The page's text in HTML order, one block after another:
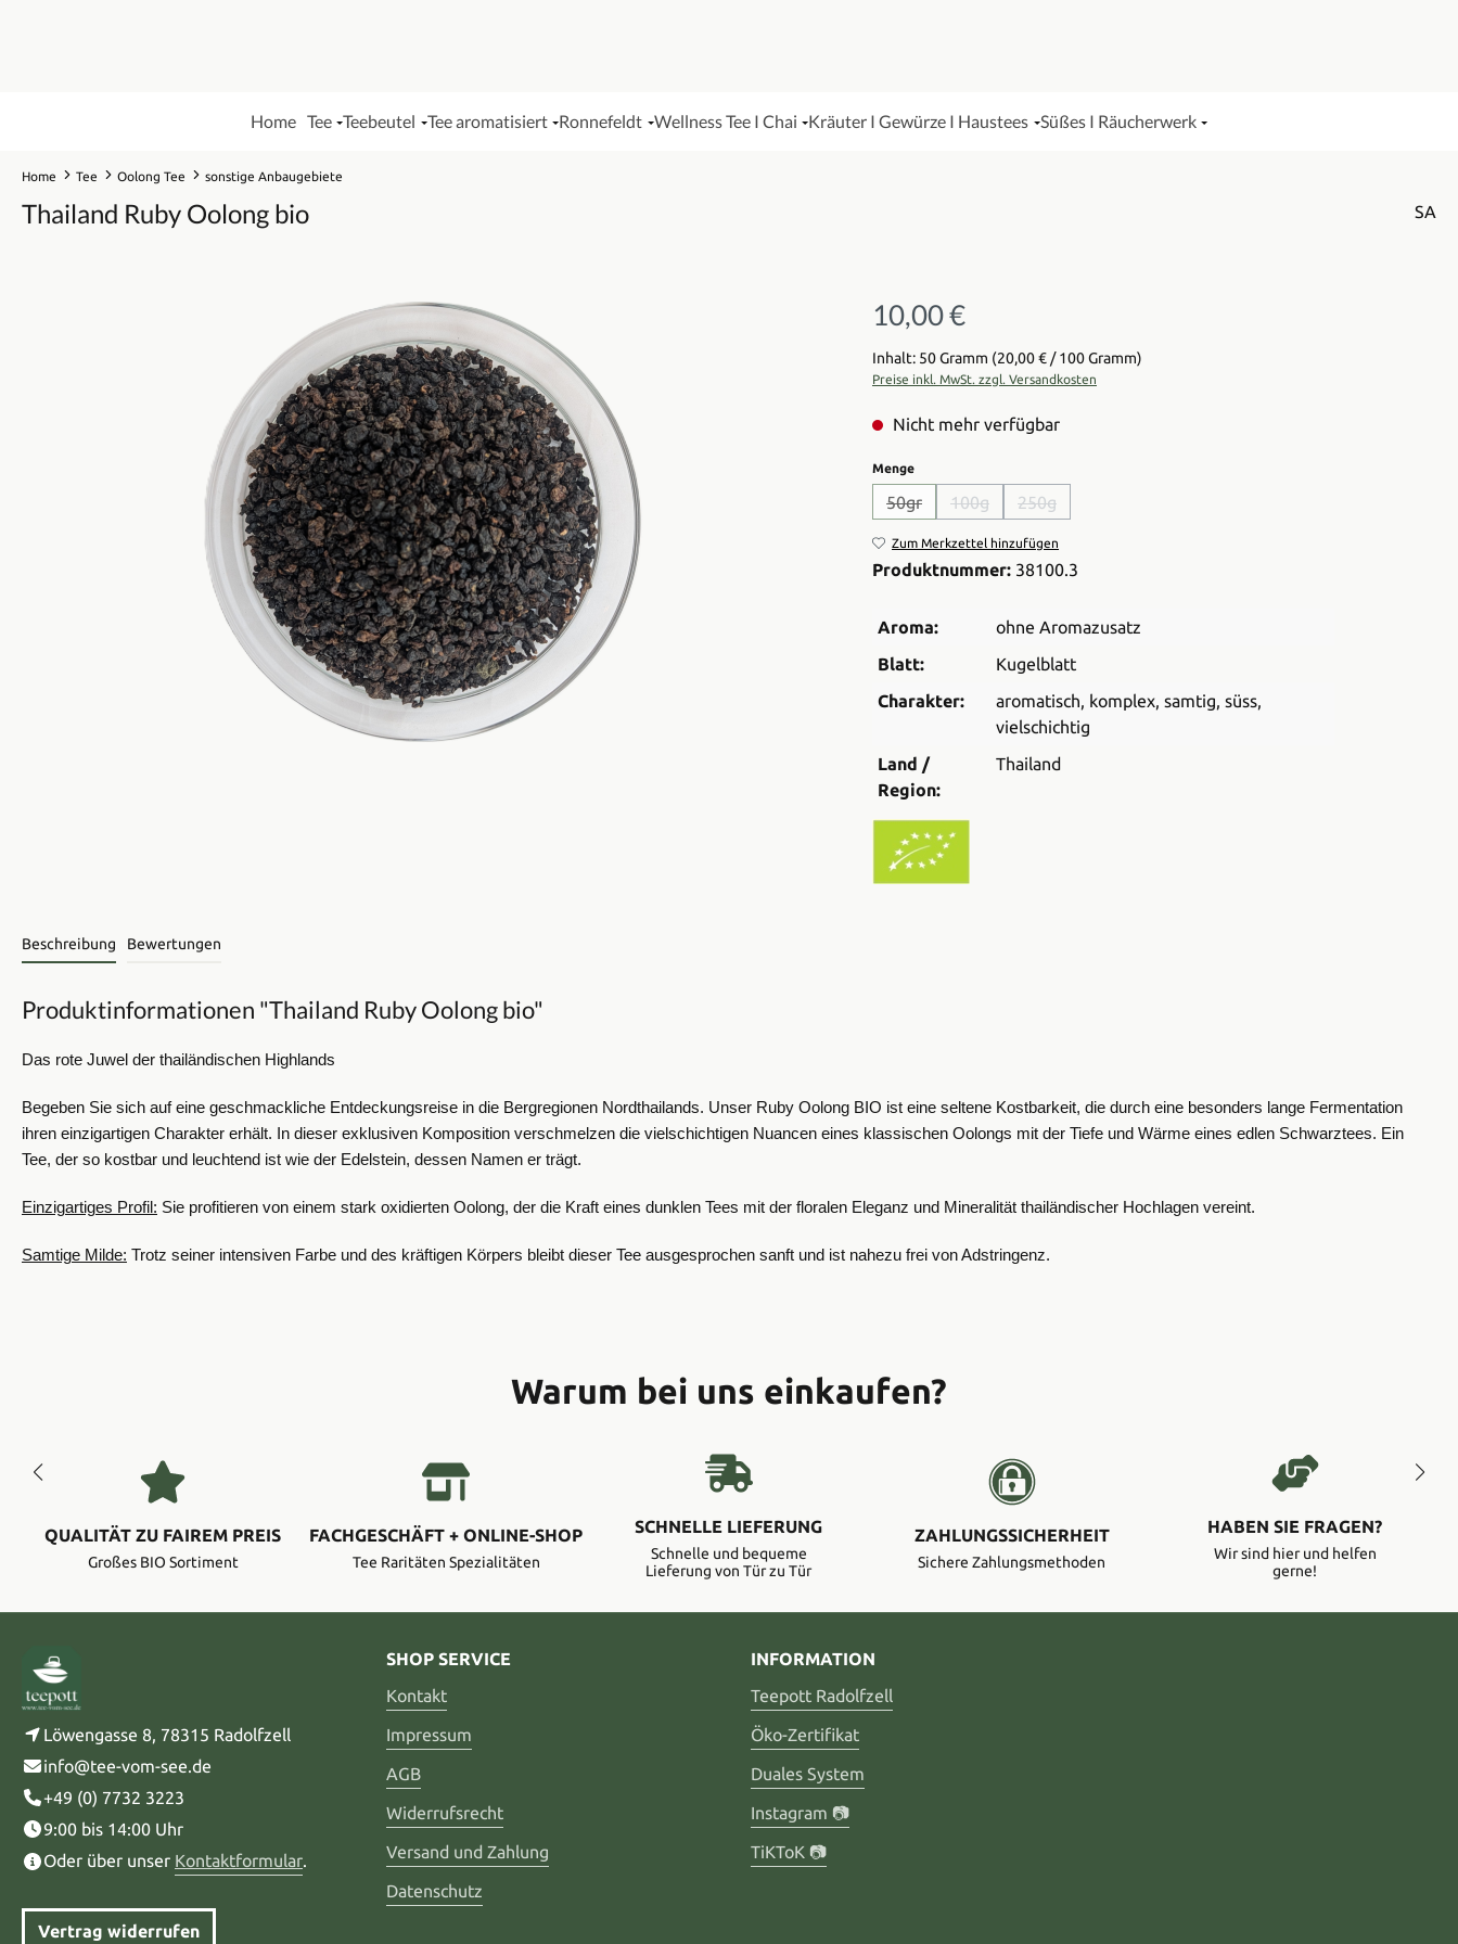
Home Tee Teebeutel Tee aromatisiert Ronnefeldt Wellness Tee I Chai Kräuter I Gewürze I Haustees Süßes I Räucherwerk
Home Tee Oolong Tee sonstige Anbaugebiete
Thailand Ruby Oolong bio SA
Regulärer Preis:
10,00 €
Inhalt: 50 Gramm (20,00 € / 100 Gramm)
Preise inkl. MwSt. zzgl. Versandkosten
Nicht mehr verfügbar
Mengeauswählen
50gr(Diese Option ist zurzeit nicht verfügbar.)
100g(Diese Option ist zurzeit nicht verfügbar.)
250g(Diese Option ist zurzeit nicht verfügbar.)
Zum Merkzettel hinzufügen
Produktnummer: 38100.3
Aroma:
ohne Aromazusatz
Blatt:
Kugelblatt
Charakter:
aromatisch, komplex, samtig, süss,
vielschichtig
Land /
Region:
Thailand
Beschreibung Bewertungen
Produktinformationen "Thailand Ruby Oolong bio"
Das rote Juwel der thailändischen Highlands
Begeben Sie sich auf eine geschmackliche Entdeckungsreise in die Bergregionen Nordthailands. Unser Ruby Oolong BIO ist eine seltene Kostbarkeit, die durch eine besonders lange Fermentation
ihren einzigartigen Charakter erhält. In dieser exklusiven Komposition verschmelzen die vielschichtigen Nuancen eines klassischen Oolongs mit der Tiefe und Wärme eines edlen Schwarztees. Ein
Tee, der so kostbar und leuchtend ist wie der Edelstein, dessen Namen er trägt.
Einzigartiges Profil: Sie profitieren von einem stark oxidierten Oolong, der die Kraft eines dunklen Tees mit der floralen Eleganz und Mineralität thailändischer Hochlagen vereint.
Samtige Milde: Trotz seiner intensiven Farbe und des kräftigen Körpers bleibt dieser Tee ausgesprochen sanft und ist nahezu frei von Adstringenz.
Warum bei uns einkaufen?
QUALITÄT ZU FAIREM PREIS
Großes BIO Sortiment
FACHGESCHÄFT + ONLINE-SHOP
Tee Raritäten Spezialitäten
SCHNELLE LIEFERUNG
Schnelle und bequeme
Lieferung von Tür zu Tür
ZAHLUNGSSICHERHEIT
Sichere Zahlungsmethoden
HABEN SIE FRAGEN?
Wir sind hier und helfen
gerne!
Löwengasse 8, 78315 Radolfzell
info@tee-vom-see.de
+49 (0) 7732 3223
9:00 bis 14:00 Uhr
Oder über unser Kontaktformular.
Vertrag widerrufen
SHOP SERVICE
Kontakt
Impressum
AGB
Widerrufsrecht
Versand und Zahlung
Datenschutz
INFORMATION
Teepott Radolfzell
Öko-Zertifikat
Duales System
Instagram 📷
TiKToK 📷